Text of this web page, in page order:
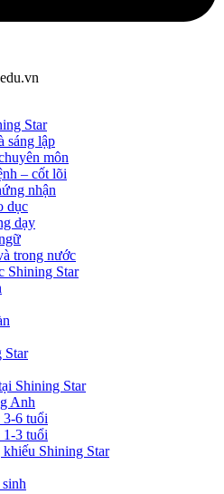
Star
sáng lập
môn
– cốt lõi
nhận
dục
dạy
trong nước
Shining Star
Star
Shining Star
Anh
6 tuổi
3 tuổi
Shining Star